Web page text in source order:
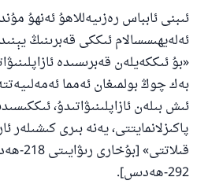
ئىبنى ئابباس رەزىيەللاھۇ ئەنھۇ
ئەلەيھىسسالام ئىككى قەبرىنىڭ
«بۇ ئىككەيلەن قەبرىسىدە
بەك چوڭ بولمىغان ئەمما
ئىش بىلەن ئازاپلىنىۋاتىدۇ،
پاكىزلانمايتتى، يەنە بىرى
292-ھەدىس].